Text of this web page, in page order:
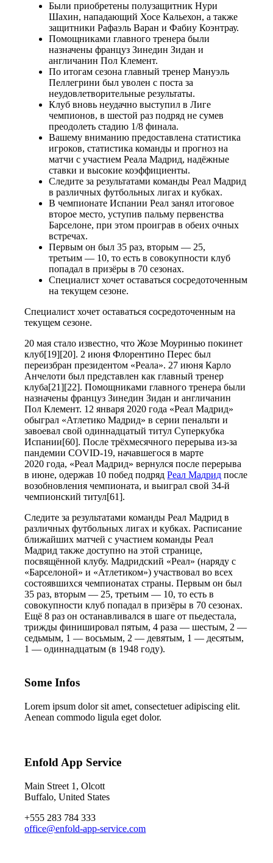
Были приобретены полузащитник Нури
Шахин, нападающий Хосе Кальехон, а также
защитники Рафаэль Варан и Фабиу Коэнтрау.
Помощниками главного тренера были
назначены француз Зинедин Зидан и
англичанин Пол Клемент.
По итогам сезона главный тренер Мануэль
Пеллегрини был уволен с поста за
неудовлетворительные результаты.
Клуб вновь неудачно выступил в Лиге
чемпионов, в шестой раз подряд не сумев
преодолеть стадию 1/8 финала.
Вашему вниманию предоставлена статистика
игроков, статистика команды и прогноз на
матчи с участием Реала Мадрид, надёжные
ставки и высокие коэффициенты.
Следите за результатами команды Реал Мадрид
в различных футбольных лигах и кубках.
В чемпионате Испании Реал занял итоговое
второе место, уступив пальму первенства
Барселоне, при этом проиграв в обеих очных
встречах.
Первым он был 35 раз, вторым — 25,
третьим — 10, то есть в совокупности клуб
попадал в призёры в 70 сезонах.
Специалист хочет оставаться сосредоточенным
на текущем сезоне.
Специалист хочет оставаться сосредоточенным на
текущем сезоне.
20 мая стало известно, что Жозе Моуринью покинет
клуб[19][20]. 2 июня Флорентино Перес был
переизбран президентом «Реала». 27 июня Карло
Анчелоти был представлен как главный тренер
клуба[21][22]. Помощниками главного тренера были
назначены француз Зинедин Зидан и англичанин
Пол Клемент. 12 января 2020 года «Реал Мадрид»
обыграл «Атлетико Мадрид» в серии пенальти и
завоевал свой одиннадцатый титул Суперкубка
Испании[60]. После трёхмесячного перерыва из-за
пандемии COVID-19, начавшегося в марте
2020 года, «Реал Мадрид» вернулся после перерыва
в июне, одержав 10 побед подрядРеал Мадрид после
возобновления чемпионата, и выиграл свой 34-й
чемпионский титул[61].
Следите за результатами команды Реал Мадрид в
различных футбольных лигах и кубках. Расписание
ближайших матчей с участием команды Реал
Мадрид также доступно на этой странице,
посвящённой клубу. Мадридский «Реал» (наряду с
«Барселоной» и «Атлетиком») участвовал во всех
состоявшихся чемпионатах страны. Первым он был
35 раз, вторым — 25, третьим — 10, то есть в
совокупности клуб попадал в призёры в 70 сезонах.
Ещё 8 раз он останавливался в шаге от пьедестала,
трижды финишировал пятым, 4 раза — шестым, 2 —
седьмым, 1 — восьмым, 2 — девятым, 1 — десятым,
1 — одиннадцатым (в 1948 году).
Some Infos
Lorem ipsum dolor sit amet, consectetuer adipiscing elit.
Aenean commodo ligula eget dolor.
Enfold App Service
Main Street 1, Olcott
Buffalo, United States
+555 283 784 333
office@enfold-app-service.com